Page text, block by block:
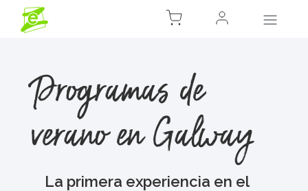
Programas de
verano en Galway
La primera experiencia en el